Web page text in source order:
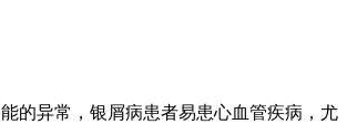
的异常，银屑病患者易患心血管疾病，尤